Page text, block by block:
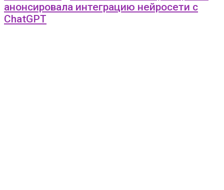
анонсировала интеграцию нейросети с
ChatGPT